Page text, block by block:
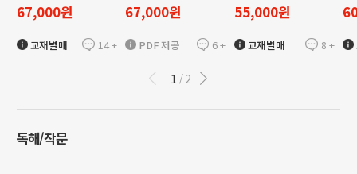
67,000원
교재별매 14+
67,000원
PDF 제공 6+
55,000원
교재별매 8 +
1 /2
독해/작문